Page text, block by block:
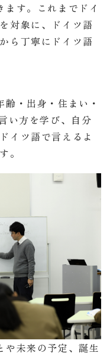
ます。これまでドイ
対象に、ドイツ語
ら丁寧にドイツ語
・出身・住まい・
い方を学び、自分
イツ語で言えるよ
。
や未来の予定、誕生